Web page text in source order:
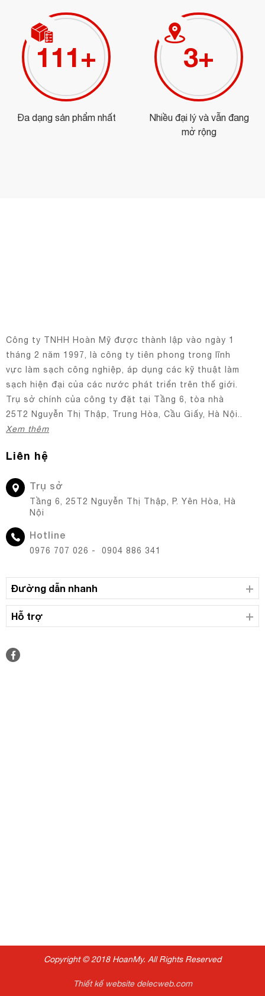
126+
Đa dạng sản phẩm nhất
3+
Nhiều đại lý và vẫn đang
mở rộng
Công ty TNHH Hoàn Mỹ được thành lập vào ngày 1
tháng 2 năm 1997, là công ty tiên phong trong lĩnh
vực làm sạch công nghiệp, áp dụng các kỹ thuật làm
sạch hiện đại của các nước phát triển trên thế giới.
Trụ sở chính của công ty đặt tại Tầng 6, tòa nhà
25T2 Nguyễn Thị Thập, Trung Hòa, Cầu Giấy, Hà Nội..
Xem thêm
Liên hệ
Trụ sở
Tầng 6, 25T2 Nguyễn Thị Thập, P. Yên Hòa, Hà
Nội
Hotline
0976 707 026 - 0904 886 341
Đường dẫn nhanh
Hỗ trợ
Copyright © 2018 HoanMy. All Rights Reserved
Thiết kế website delecweb.com